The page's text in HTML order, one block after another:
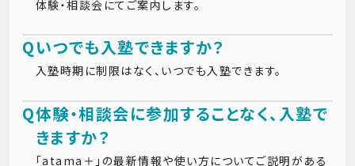
体験・相談会にてご案内します。
Qいつでも入塾できますか？
入塾時期に制限はなく、いつでも入塾できます。
Q体験・相談会に参加することなく、入塾で
きますか？
「atama＋」の最新情報や使い方についてご説明がある